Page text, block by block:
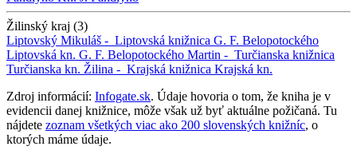
Žilinský kraj (3)
Liptovský Mikuláš - Liptovská knižnica G. F. Belopotockého
Liptovská kn. G. F. Belopotockého Martin - Turčianska knižnica
Turčianska kn. Žilina - Krajská knižnica Krajská kn.
Zdroj informácií: Infogate.sk. Údaje hovoria o tom, že kniha je v
evidencii danej knižnice, môže však už byť aktuálne požičaná. Tu
nájdete zoznam všetkých viac ako 200 slovenských knižníc, o
ktorých máme údaje.